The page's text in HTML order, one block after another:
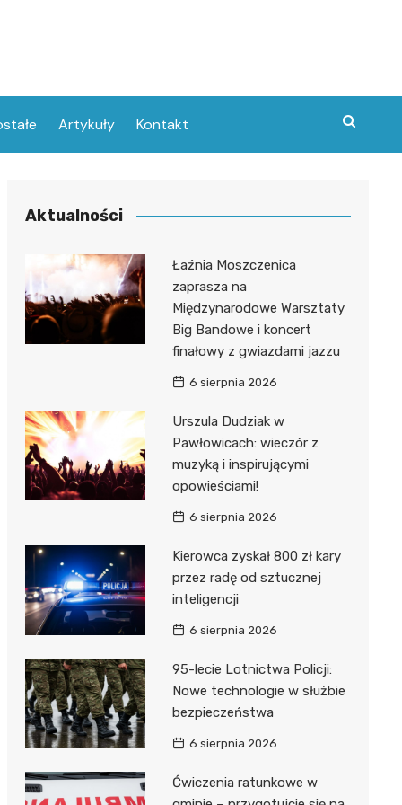
Artykuły Kontakt
Aktualności
Łaźnia Moszczenica
zaprasza na
Międzynarodowe Warsztaty
Big Bandowe i koncert
finałowy z gwiazdami jazzu
6 sierpnia 2026
Urszula Dudziak w
Pawłowicach: wieczór z
muzyką i inspirującymi
opowieściami!
6 sierpnia 2026
Kierowca zyskał 800 zł kary
przez radę od sztucznej
inteligencji
6 sierpnia 2026
95-lecie Lotnictwa Policji:
Nowe technologie w służbie
bezpieczeństwa
6 sierpnia 2026
Ćwiczenia ratunkowe w